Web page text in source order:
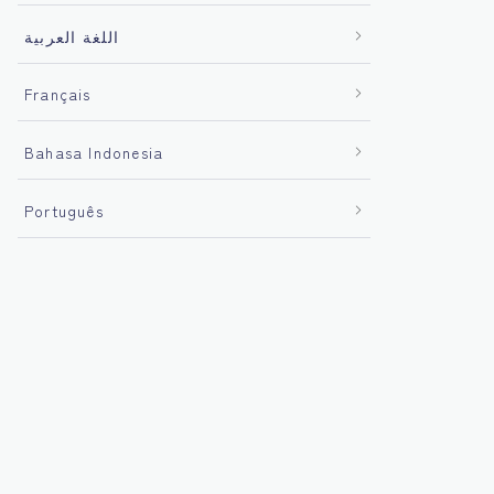
اللغة العربية
Français
Bahasa Indonesia
Português